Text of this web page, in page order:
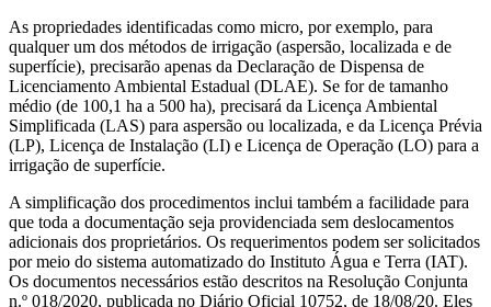
As propriedades identificadas como micro, por exemplo, para
qualquer um dos métodos de irrigação (aspersão, localizada e de
superfície), precisarão apenas da Declaração de Dispensa de
Licenciamento Ambiental Estadual (DLAE). Se for de tamanho
médio (de 100,1 ha a 500 ha), precisará da Licença Ambiental
Simplificada (LAS) para aspersão ou localizada, e da Licença Prévia
(LP), Licença de Instalação (LI) e Licença de Operação (LO) para a
irrigação de superfície.
A simplificação dos procedimentos inclui também a facilidade para
que toda a documentação seja providenciada sem deslocamentos
adicionais dos proprietários. Os requerimentos podem ser solicitados
por meio do sistema automatizado do Instituto Água e Terra (IAT).
Os documentos necessários estão descritos na Resolução Conjunta
n.º 018/2020, publicada no Diário Oficial 10752, de 18/08/20. Eles